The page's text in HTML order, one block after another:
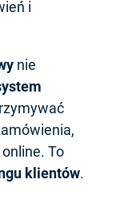
i
nie
To
klientów.